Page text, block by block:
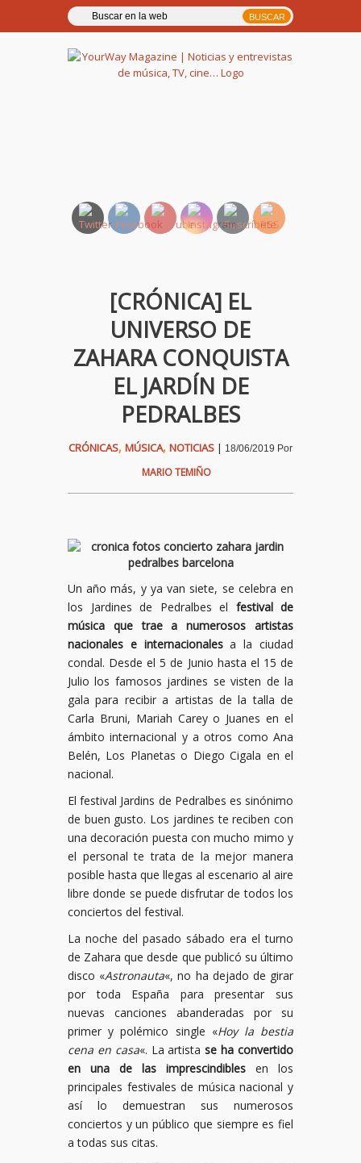
[CRÓNICA] EL
UNIVERSO DE
ZAHARA CONQUISTA
EL JARDÍN DE
PEDRALBES
CRÓNICAS, MÚSICA, NOTICIAS | 18/06/2019 Por
MARIO TEMIÑO
Un año más, y ya van siete, se celebra en
los Jardines de Pedralbes el festival de
música que trae a numerosos artistas
nacionales e internacionalesa la ciudad
condal. Desde el 5 de Junio hasta el 15 de
Julio los famosos jardines se visten de la
gala para recibir a artistas de la talla de
Carla Bruni, Mariah Carey o Juanes en el
ámbito internacional y a otros como Ana
Belén, Los Planetas o Diego Cigala en el
nacional.
El festival Jardins de Pedralbes es sinónimo
de buen gusto. Los jardines te reciben con
una decoración puesta con mucho mimo y
el personal te trata de la mejor manera
posible hasta que llegas al escenario al aire
libre donde se puede disfrutar de todos los
conciertos del festival.
La noche del pasado sábado era el turno
de Zahara que desde que publicó su último
disco «Astronauta«, no ha dejado de girar
por toda España para presentar sus
nuevas canciones abanderadas por su
primer y polémico single «Hoy la bestia
cena en casa«. La artistase ha convertido
en una de las imprescindibles en los
principales festivales de música nacional y
así lo demuestran sus numerosos
conciertos y un público que siempre es fiel
a todas sus citas.